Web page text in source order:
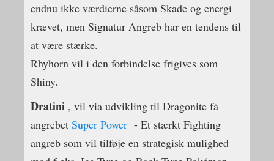
endnu ikke værdierne såsom Skade og energi
krævet, men Signatur Angreb har en tendens til
at være stærke.
Rhyhorn vil i den forbindelse frigives som
Shiny.
Dratini , vil via udvikling til Dragonite få
angrebet Super Power - Et stærkt Fighting
angreb som vil tilføje en strategisk mulighed